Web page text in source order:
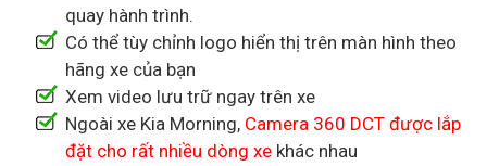
quay hành trình.
Có thể tùy chỉnh logo hiển thị trên màn hình theo
hãng xe của bạn
Xem video lưu trữ ngay trên xe
Ngoài xe Kia Morning, Camera 360 DCT được lắp
đặt cho rất nhiều dòng xe khác nhau